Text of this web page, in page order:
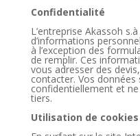
Confidentialité
L’entreprise Akassoh
d’informations
à l’exception des
de remplir. Ces
vous adresser des
contacter. Vos
confidentiellement et
tiers.
Utilisation de cookies